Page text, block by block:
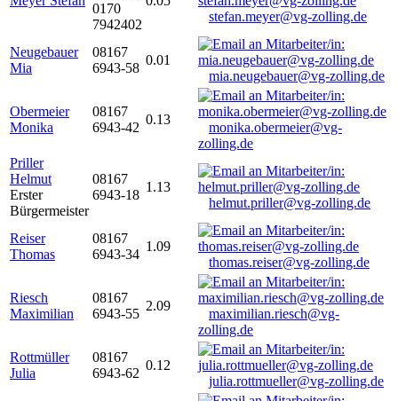
0170
7942402
stefan.meyer@vg-zolling.de
Neugebauer
Mia
08167
6943-58
0.01
mia.neugebauer@vg-zolling.de
Obermeier
Monika
08167
6943-42
0.13
monika.obermeier@vg-
zolling.de
Priller
Helmut
Erster
Bürgermeister
08167
6943-18
1.13
helmut.priller@vg-zolling.de
Reiser
Thomas
08167
6943-34
1.09
thomas.reiser@vg-zolling.de
Riesch
Maximilian
08167
6943-55
2.09
maximilian.riesch@vg-
zolling.de
Rottmüller
Julia
08167
6943-62
0.12
julia.rottmueller@vg-zolling.de